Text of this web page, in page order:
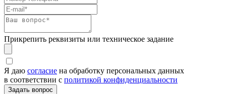
Прикрепить реквизиты или техническое задание
Я даю согласие на обработку персональных данных
в соответствии с политикой конфиденциальности